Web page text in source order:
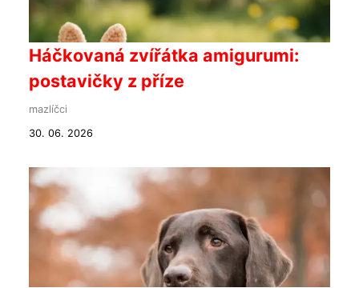
Háčkovaná zvířátka amigurumi:
postavičky z příze
mazlíčci
30. 06. 2026